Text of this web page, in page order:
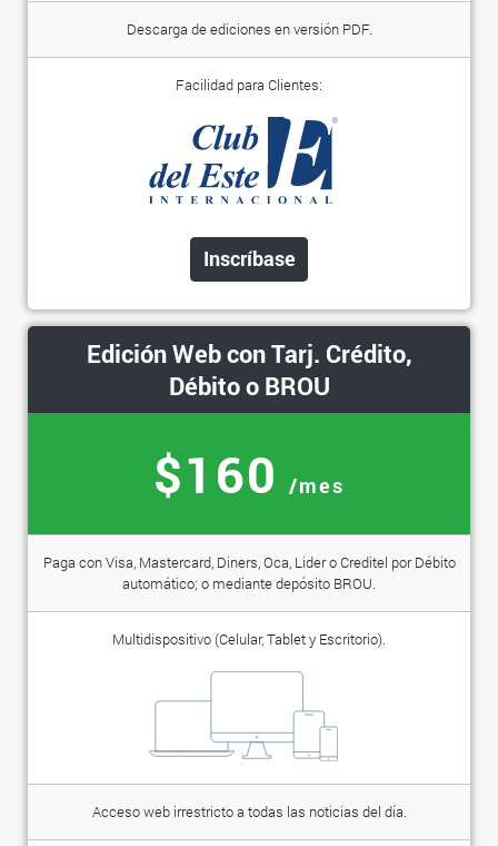
Descarga de ediciones en versión PDF.
Facilidad para Clientes:
Inscríbase
Edición Web con Tarj. Crédito,
Débito o BROU
$160 /mes
Paga con Visa, Mastercard, Diners, Oca, Lider o Creditel por Débito
automático; o mediante depósito BROU.
Multidispositivo (Celular, Tablet y Escritorio).
Acceso web irrestricto a todas las noticias del día.